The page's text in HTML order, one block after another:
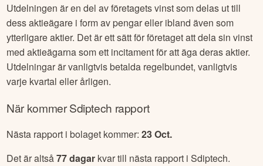
Utdelningen är en del av företagets vinst som delas ut till
dess aktieägare i form av pengar eller ibland även som
ytterligare aktier. Det är ett sätt för företaget att dela sin vinst
med aktieägarna som ett incitament för att äga deras aktier.
Utdelningar är vanligtvis betalda regelbundet, vanligtvis
varje kvartal eller årligen.
När kommerSdiptech rapport
Nästa rapport i bolaget kommer:23 Oct.
Det är altså77dagar kvar till nästa rapport iSdiptech.